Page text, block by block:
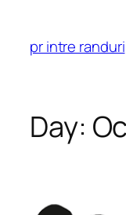
content
pr intre randuri
Day: